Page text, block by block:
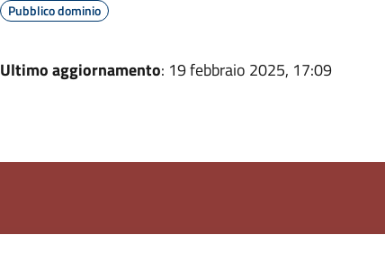
Pubblico dominio
Ultimo aggiornamento: 19 febbraio 2025, 17:09